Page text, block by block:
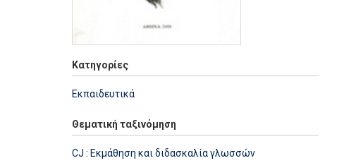
Κατηγορίες
Εκπαιδευτικά
Θεματική ταξινόμηση
CJ : Εκμάθηση και διδασκαλία γλωσσών